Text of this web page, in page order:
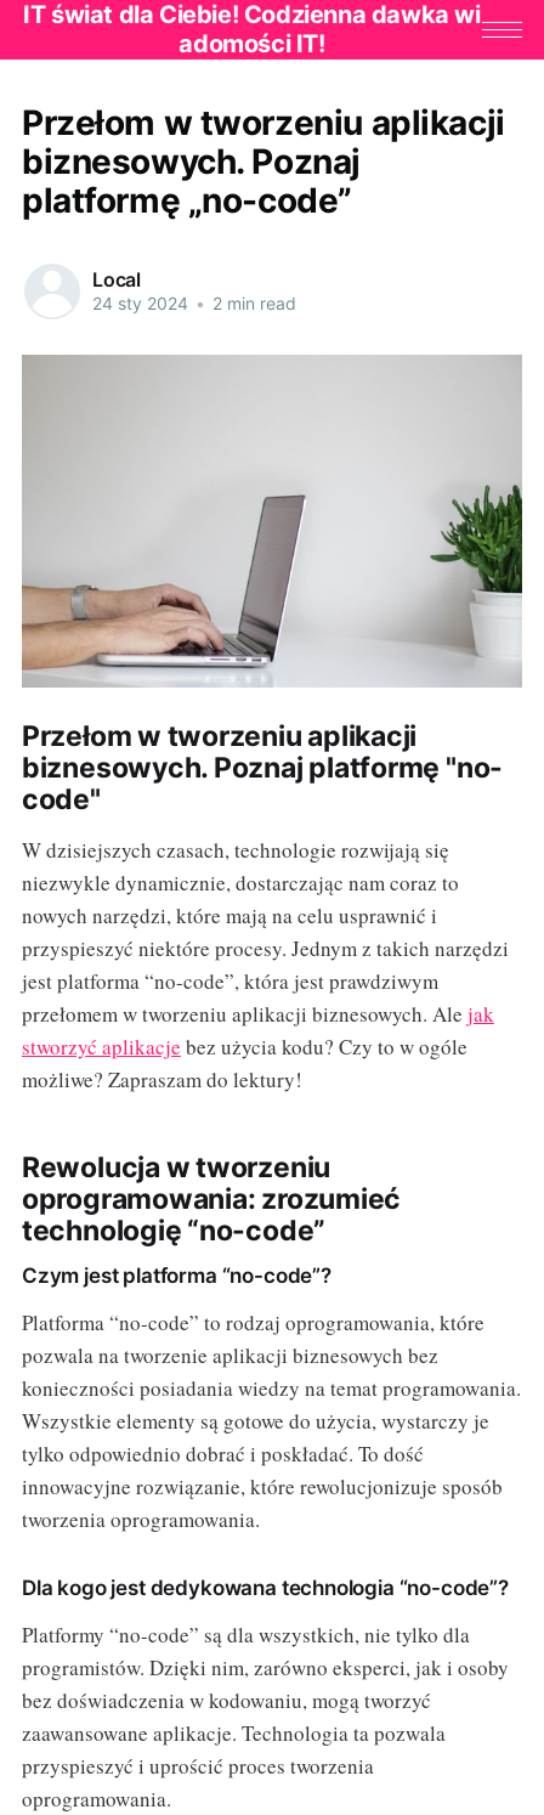
IT świat dla Ciebie! Codzienna dawka wi
adomości IT!
Przełom w tworzeniu aplikacji
biznesowych. Poznaj
platformę „no-code”
Local
24 sty 2024 • 2 min read
Przełom w tworzeniu aplikacji
biznesowych. Poznaj platformę "no-
code"
W dzisiejszych czasach, technologie rozwijają się
niezwykle dynamicznie, dostarczając nam coraz to
nowych narzędzi, które mają na celu usprawnić i
przyspieszyć niektóre procesy. Jednym z takich narzędzi
jest platforma “no-code”, która jest prawdziwym
przełomem w tworzeniu aplikacji biznesowych. Ale jak
stworzyć aplikacje bez użycia kodu? Czy to w ogóle
możliwe? Zapraszam do lektury!
Rewolucja w tworzeniu
oprogramowania: zrozumieć
technologię “no-code”
Czym jest platforma “no-code”?
Platforma “no-code” to rodzaj oprogramowania, które
pozwala na tworzenie aplikacji biznesowych bez
konieczności posiadania wiedzy na temat programowania.
Wszystkie elementy są gotowe do użycia, wystarczy je
tylko odpowiednio dobrać i poskładać. To dość
innowacyjne rozwiązanie, które rewolucjonizuje sposób
tworzenia oprogramowania.
Dla kogo jest dedykowana technologia “no-code”?
Platformy “no-code” są dla wszystkich, nie tylko dla
programistów. Dzięki nim, zarówno eksperci, jak i osoby
bez doświadczenia w kodowaniu, mogą tworzyć
zaawansowane aplikacje. Technologia ta pozwala
przyspieszyć i uprościć proces tworzenia
oprogramowania.